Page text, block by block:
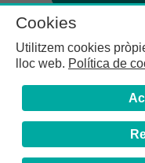
Cookies
Utilitzem cookies
lloc web. Política de